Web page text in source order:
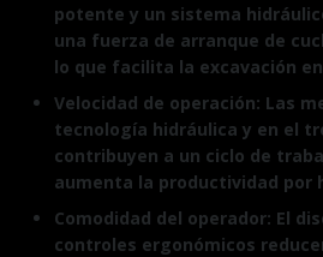
potente y un sistema
una fuerza de arranque de
lo que facilita la excavación
Velocidad de operación: Las
tecnología hidráulica y en el
contribuyen a un ciclo de
aumenta la productividad por
Comodidad del operador: El
controles ergonómicos